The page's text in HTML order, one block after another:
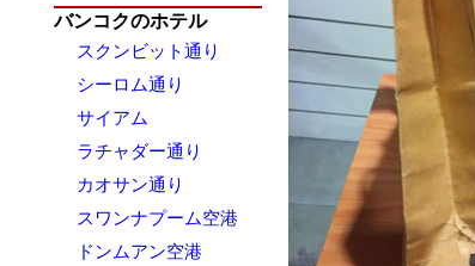
バンコクのホテル
スクンビット通り
シーロム通り
サイアム
ラチャダー通り
カオサン通り
スワンナプーム空港
ドンムアン空港